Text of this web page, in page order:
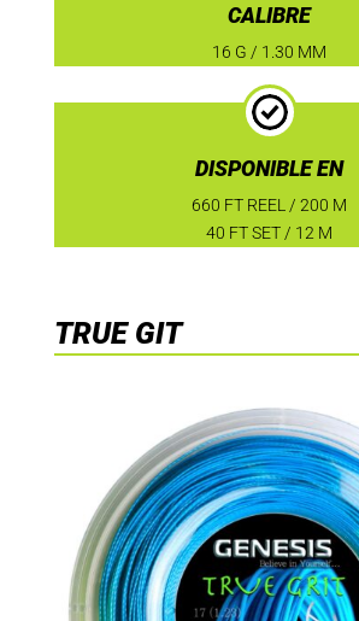
CALIBRE
16 G / 1.30 MM
DISPONIBLE EN
660 FT REEL / 200 M
40 FT SET / 12 M
TRUE GIT